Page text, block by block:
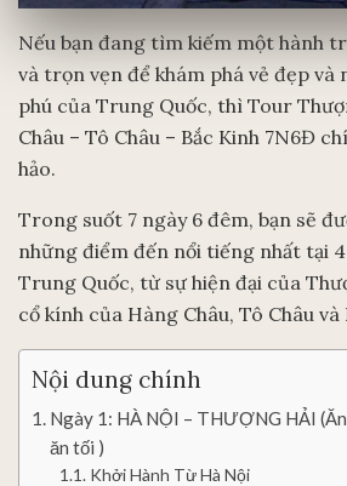
Nếu bạn đang tìm kiếm một hành
và trọn vẹn để khám phá vẻ đẹp và
phú của Trung Quốc, thì Tour
Châu – Tô Châu – Bắc Kinh 7N6Đ
hảo.
Trong suốt 7 ngày 6 đêm, bạn sẽ
những điểm đến nổi tiếng nhất tại
Trung Quốc, từ sự hiện đại của
cổ kính của Hàng Châu, Tô Châu và
Nội dung chính
Ngày 1: HÀ NỘI – THƯỢNG HẢI
ăn tối )
Khởi Hành Từ Hà Nội